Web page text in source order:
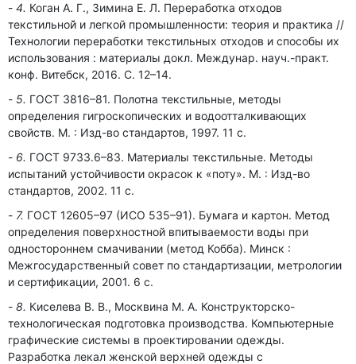
4. Коган А. Г., Зимина Е. Л. Переработка отходов
текстильной̆ и легкой промышленности: теория и практика //
Технологии переработки текстильных отходов и способы их
использования : материалы докл. Междунар. науч.-практ.
конф. Витебск, 2016. С. 12–14.
5. ГОСТ 3816–81. Полотна текстильные, методы
определения гигроскопических и водоотталкивающих
свойств. М. : Изд-во стандартов, 1997. 11 с.
6. ГОСТ 9733.6–83. Материалы текстильные. Методы
испытаний устойчивости окрасок к «поту». М. : Изд-во
стандартов, 2002. 11 с.
7. ГОСТ 12605–97 (ИСО 535–91). Бумага и картон. Метод
определения поверхностной впитываемости воды при
одностороннем смачивании (метод Кобба). Минск :
Межгосударственный совет по стандартизации, метрологии
и сертификации, 2001. 6 с.
8. Киселева В. В., Москвина М. А. Конструкторско-
технологическая подготовка производства. Компьютерные
графические системы в проектировании одежды.
Разработка лекал женской верхней одежды с